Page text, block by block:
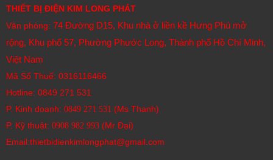
THIẾT BỊ ĐIỆN KIM LONG PHÁT
Văn phòng: 74 Đường D15, Khu nhà ở liền kề Hưng Phú mở
rộng, Khu phố 57, Phường Phước Long, Thành phố Hồ Chí Minh,
Việt Nam
Mã Số Thuế: 0316116466
Hotline: 0849 271 531
P. Kinh doanh: 0849 271 531 (Ms Thanh)
P. Kỹ thuật: 0908 982 993​ (Mr Đại)
Email:thietbidienkimlongphat@gmail.com